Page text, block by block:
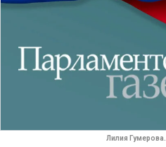
Лилия Гумерова.